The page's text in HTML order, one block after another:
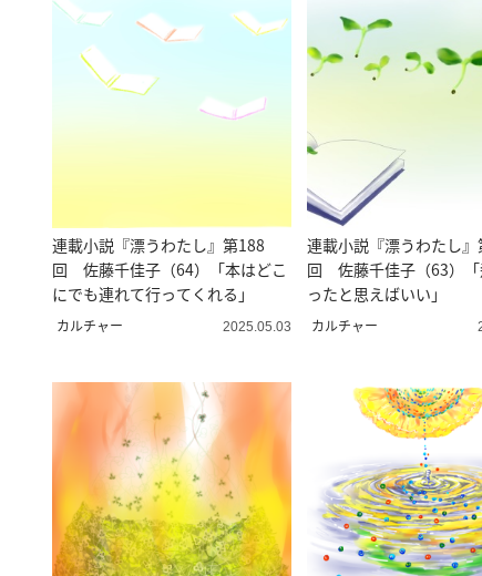
連載小説『漂うわたし』第188
回 佐藤千佳子（64）「本はどこ
にでも連れて行ってくれる」
カルチャー 2025.05.03
連載小説『漂うわたし』
回 佐藤千佳子（63）「
ったと思えばいい」
カルチャー